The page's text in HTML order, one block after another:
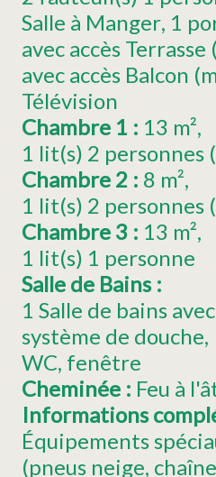
Salle à Manger 1
avec accès Terrasse
avec accès Balcon
Télévision
Chambre 1 : 13 m²
1 lit(s) 2 personnes
Chambre 2 : 8 m²
1 lit(s) 2 personnes
Chambre 3 : 13 m²
1 lit(s) 1 personne
Salle de Bains :
1 Salle de bains
système de douche
WC fenêtre
Cheminée : Feu à
Informations
Équipements
(pneus neige,